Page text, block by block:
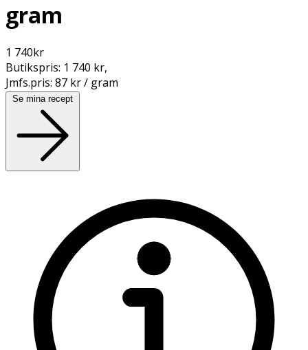
gram
1 740kr
Butikspris: 1 740 kr,
Jmfs.pris: 87 kr / gram
Se mina recept